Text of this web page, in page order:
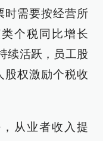
时需要按经营所
个税同比增长
续活跃，员工股
股权激励个税收
从业者收入提